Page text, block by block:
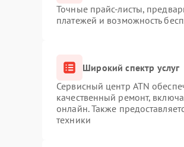
Точные прайс-листы,
платежей и возможность
Широкий спектр услуг
Сервисный центр ATN
качественный ремонт,
онлайн. Также
техники